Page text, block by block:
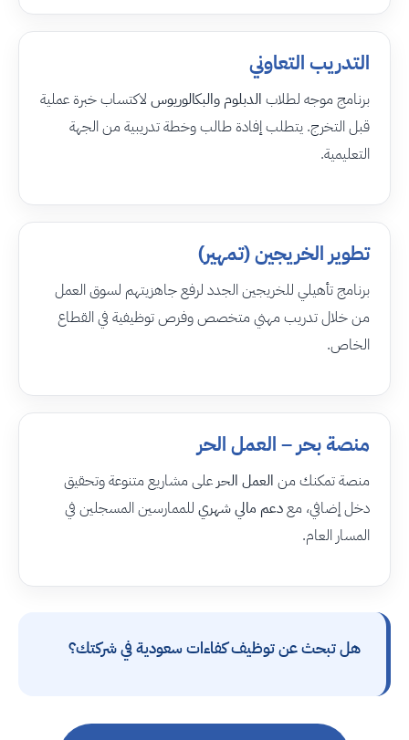
التدريب التعاوني
برنامج موجه لطلاب الدبلوم والبكالوريوس لاكتساب خبرة عملية
قبل التخرج. يتطلب إفادة طالب وخطة تدريبية من الجهة
التعليمية.
تطوير الخريجين (تمهير)
برنامج تأهيلي للخريجين الجدد لرفع جاهزيتهم لسوق العمل
من خلال تدريب مهني متخصص وفرص توظيفية في القطاع
الخاص.
منصة بحر – العمل الحر
منصة تمكنك من العمل الحر على مشاريع متنوعة وتحقيق
دخل إضافي، معدعم مالي شهري للممارسين المسجلين في
المسار العام.
هل تبحث عن توظيف كفاءات سعودية في شركتك؟